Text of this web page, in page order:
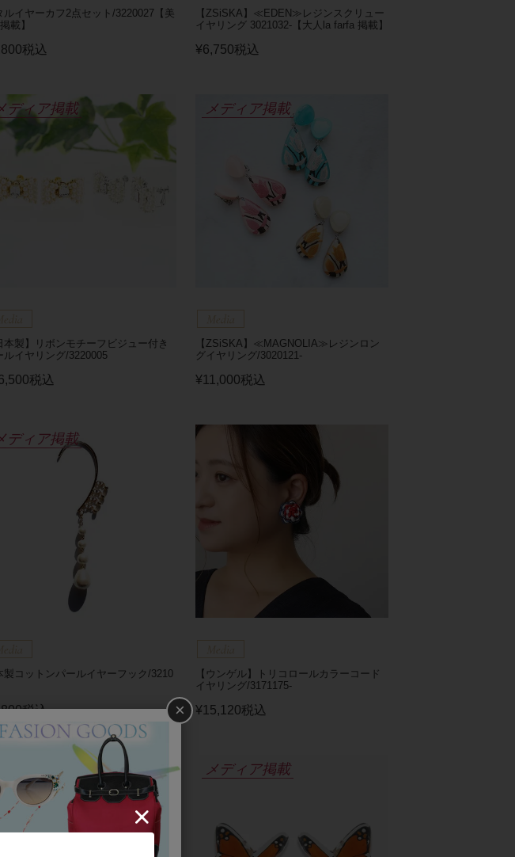
ルイヤーカフ2点セット/3220027【美
載】
税込
【ZSiSKA】≪EDEN≫レジンスクリュー
イヤリング 3021032-【大人la farfa 掲載】
¥6,750税込
ディア掲載
本製】リボンモチーフビジュー付き
ルイヤリング/3220005
税込
メディア掲載
【ZSiSKA】≪MAGNOLIA≫レジンロン
グイヤリング/3020121-
¥11,000税込
ディア掲載
製コットンパールイヤーフック/3210
税込
【ウンゲル】トリコロールカラーコード
イヤリング/3171175-
¥15,120税込
メディア掲載 メディア掲載
×